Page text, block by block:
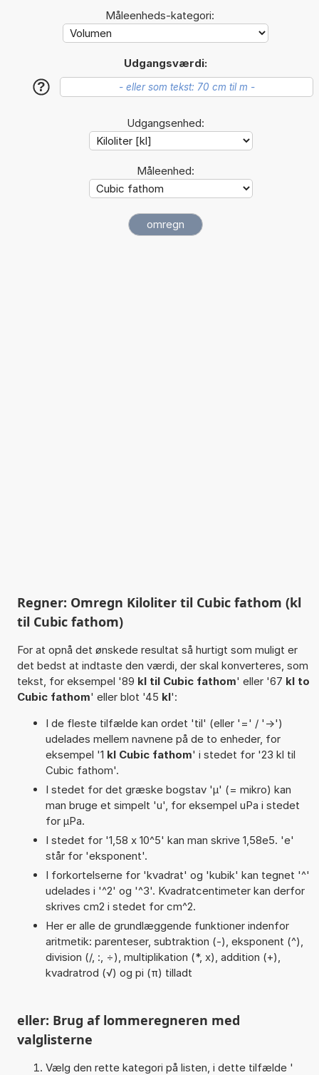
Måleenheds-kategori:
Udgangsværdi:
?
Udgangsenhed:
Måleenhed:
Regner: Omregn Kiloliter til Cubic fathom (kl
til Cubic fathom)
For at opnå det ønskede resultat så hurtigt som muligt er
det bedst at indtaste den værdi, der skal konverteres, som
tekst, for eksempel '89 kl til Cubic fathom' eller '67 kl to
Cubic fathom' eller blot '45 kl':
I de fleste tilfælde kan ordet 'til' (eller '=' / '->')
udelades mellem navnene på de to enheder, for
eksempel '1 kl Cubic fathom' i stedet for '23 kl til
Cubic fathom'.
I stedet for det græske bogstav 'µ' (= mikro) kan
man bruge et simpelt 'u', for eksempel uPa i stedet
for µPa.
I stedet for '1,58 x 10^5' kan man skrive 1,58e5. 'e'
står for 'eksponent'.
I forkortelserne for 'kvadrat' og 'kubik' kan tegnet '^'
udelades i '^2' og '^3'. Kvadratcentimeter kan derfor
skrives cm2 i stedet for cm^2.
Her er alle de grundlæggende funktioner indenfor
aritmetik: parenteser, subtraktion (-), eksponent (^),
division (/, :, ÷), multiplikation (*, x), addition (+),
kvadratrod (√) og pi (π) tilladt
eller: Brug af lommeregneren med
valglisterne
Vælg den rette kategori på listen, i dette tilfælde '